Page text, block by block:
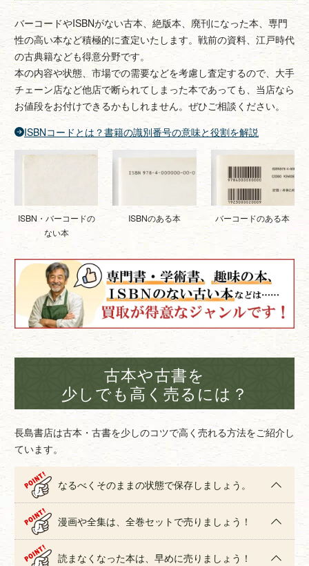
バーコードやISBNがない古本、絶版本、廃刊になった本、専門
性の高い本など積極的に査定いたします。戦前の資料、江戸時代
の古典籍なども得意分野です。
本の内容や状態、市場での需要などを考慮し査定するので、大手
チェーン店など他店で断られてしまった本であっても、当店なら
お値段をお付けできるかもしれません。ぜひご相談ください。
ISBNコードとは？書籍の識別番号の意味と役割を解説
ISBN・バーコードの
ない本
ISBNのある本 バーコードのある本
古本や古書を
少しでも高く売るには？
長島書店は古本・古書を少しのコツで高く売れる方法をご紹介し
ています。
なるべくそのままの状態で保存しましょう。
漫画や全集は、全巻セットで売りましょう！
読まなくなった本は、早めに売りましょう！